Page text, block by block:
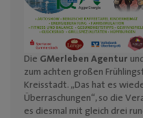
Die GMerleben Agentur
zum achten großen
Kreisstadt. „Das hat es
Überraschungen“, so die
es diesmal mit gleich drei